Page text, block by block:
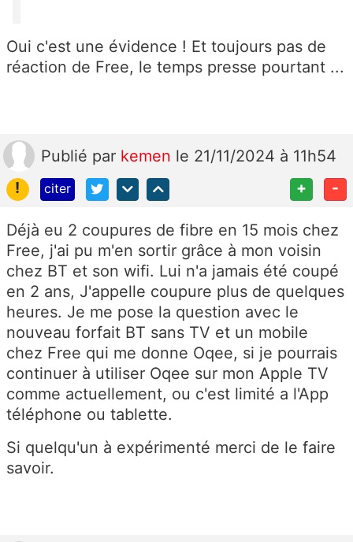
Oui c'est une évidence ! Et toujours pas de
réaction de Free, le temps presse pourtant ...
Publié par kemen le 21/11/2024 à 11h54
!
citer + -
Déjà eu 2 coupures de fibre en 15 mois chez
Free, j'ai pu m'en sortir grâce à mon voisin
chez BT et son wifi. Lui n'a jamais été coupé
en 2 ans, J'appelle coupure plus de quelques
heures. Je me pose la question avec le
nouveau forfait BT sans TV et un mobile
chez Free qui me donne Oqee, si je pourrais
continuer à utiliser Oqee sur mon Apple TV
comme actuellement, ou c'est limité a l'App
téléphone ou tablette.
Si quelqu'un à expérimenté merci de le faire
savoir.